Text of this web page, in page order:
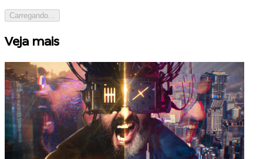
Carregando...
Veja mais